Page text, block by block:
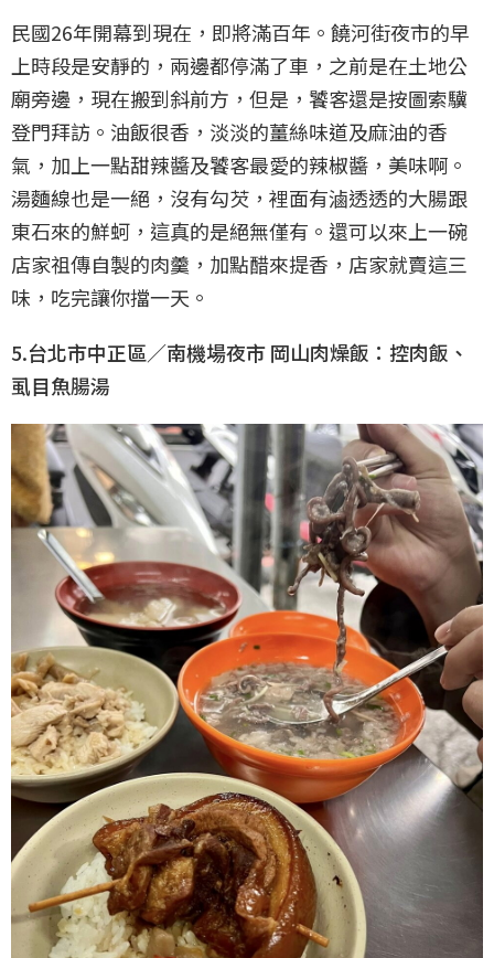
民國26年開幕到現在，即將滿百年。饒河街夜市的早
上時段是安靜的，兩邊都停滿了車，之前是在土地公
廟旁邊，現在搬到斜前方，但是，饕客還是按圖索驥
登門拜訪。油飯很香，淡淡的薑絲味道及麻油的香
氣，加上一點甜辣醬及饕客最愛的辣椒醬，美味啊。
湯麵線也是一絕，沒有勾芡，裡面有滷透透的大腸跟
東石來的鮮蚵，這真的是絕無僅有。還可以來上一碗
店家祖傳自製的肉羹，加點醋來提香，店家就賣這三
味，吃完讓你擋一天。
5.台北市中正區／南機場夜市 岡山肉燥飯：控肉飯、
虱目魚腸湯